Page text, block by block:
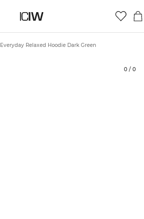
Everyday Relaxed Hoodie Dark Green
0 / 0